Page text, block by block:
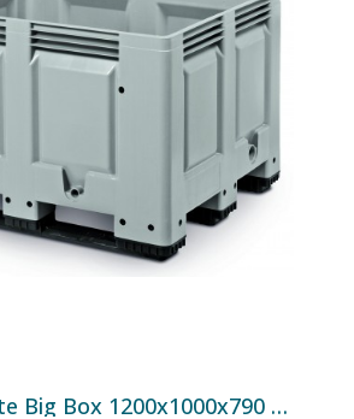
Caisse palette Big Box 1200x1000x790 mm